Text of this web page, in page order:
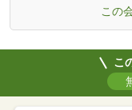
この
こ